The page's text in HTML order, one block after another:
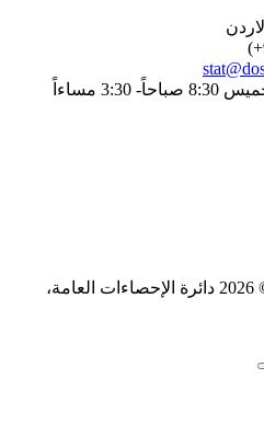
3:30 مساءاً
حقوق الطبع والنشر محفوظة © 2026 دائرة الإحصاءات العامة،